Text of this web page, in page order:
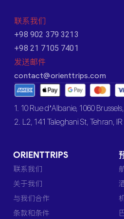
联系我们
+98 902 379 3213
+98 21 7105 7401
发送邮件
contact@orienttrips.com
1. 10 Rue d’Albanie, 1060
2. L2, 141 Taleghani St, Tehran, IR
ORIENTTRIPS
联系我们
关于我们
与我们合作
条款和条件